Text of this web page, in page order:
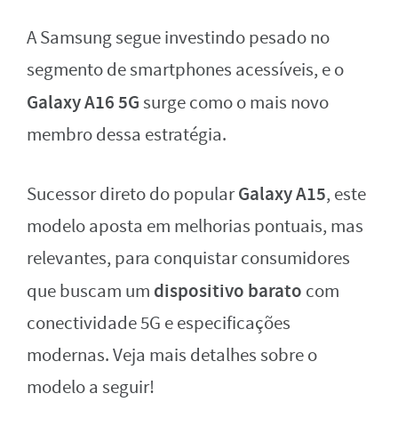
A Samsung segue investindo pesado no
segmento de smartphones acessíveis, e o
Galaxy A16 5Gsurge como o mais novo
membro dessa estratégia.
Sucessor direto do popularGalaxy A15, este
modelo aposta em melhorias pontuais, mas
relevantes, para conquistar consumidores
que buscam um dispositivo barato com
conectividade 5G e especificações
modernas. Veja mais detalhes sobre o
modelo a seguir!